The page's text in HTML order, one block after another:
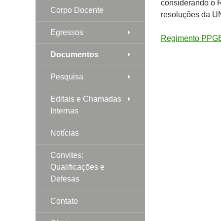
considerando o
resoluções da
Regimento
Corpo Docente
Egressos
Documentos
Pesquisa
Editais e Chamadas
Internas
Notícias
Convites:
Qualificações e
Defesas
Contato